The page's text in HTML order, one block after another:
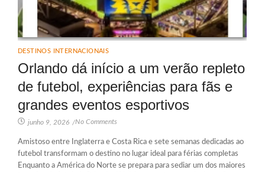
DESTINOS INTERNACIONAIS
Orlando dá início a um verão repleto
de futebol, experiências para fãs e
grandes eventos esportivos
junho 9, 2026 /No Comments
Amistoso entre Inglaterra e Costa Rica e sete semanas dedicadas ao
futebol transformam o destino no lugar ideal para férias completas
Enquanto a América do Norte se prepara para sediar um dos maiores